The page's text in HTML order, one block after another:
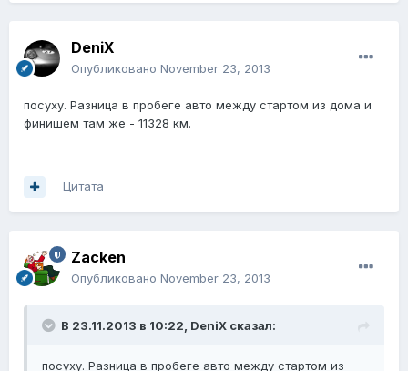
DeniX
Опубликовано November 23, 2013
посуху. Разница в пробеге авто между стартом из дома и
финишем там же - 11328 км.
Цитата
Zacken
Опубликовано November 23, 2013
В 23.11.2013 в 10:22, DeniX сказал:
посуху. Разница в пробеге авто между стартом из